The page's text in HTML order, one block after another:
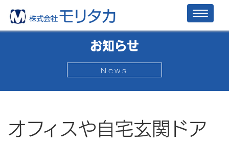
お知らせ
News
オフィスや自宅玄関ドア